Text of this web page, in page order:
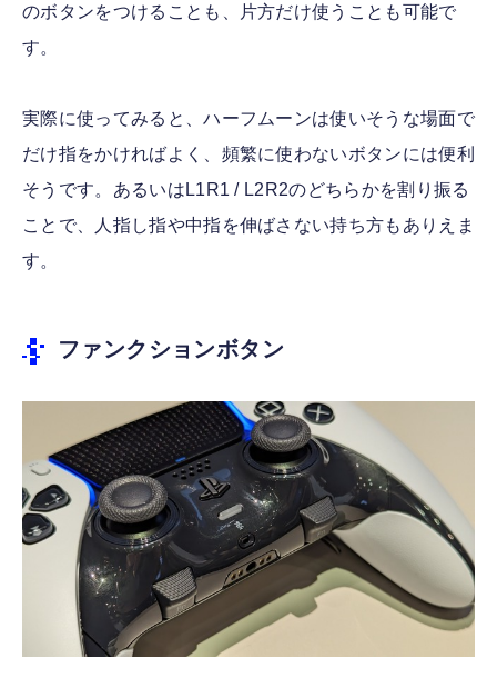
のボタンをつけることも、片方だけ使うことも可能で
す。
実際に使ってみると、ハーフムーンは使いそうな場面で
だけ指をかければよく、頻繁に使わないボタンには便利
そうです。あるいはL1R1 / L2R2のどちらかを割り振る
ことで、人指し指や中指を伸ばさない持ち方もありえま
す。
ファンクションボタン